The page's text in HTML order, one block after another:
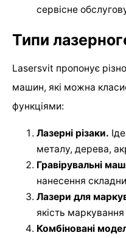
сервісне
Типи
Lasersvit пропонує
машин, які можна
функціями:
Лазерні різаки.
металу, дерева,
Гравірувальні
нанесення
Лазери для
якість маркування
Комбіновані